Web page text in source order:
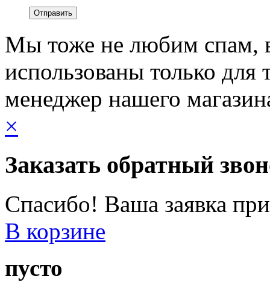
Мы тоже не любим спам,
использованы только для
менеджер нашего
×
Заказать обратный
Спасибо! Ваша заявка
В корзине
пусто